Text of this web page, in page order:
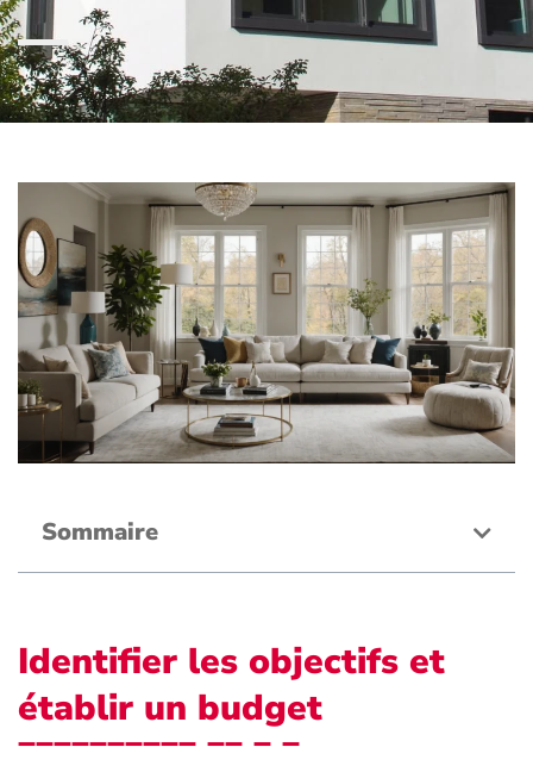
Sommaire
Identifier les objectifs et
établir un budget